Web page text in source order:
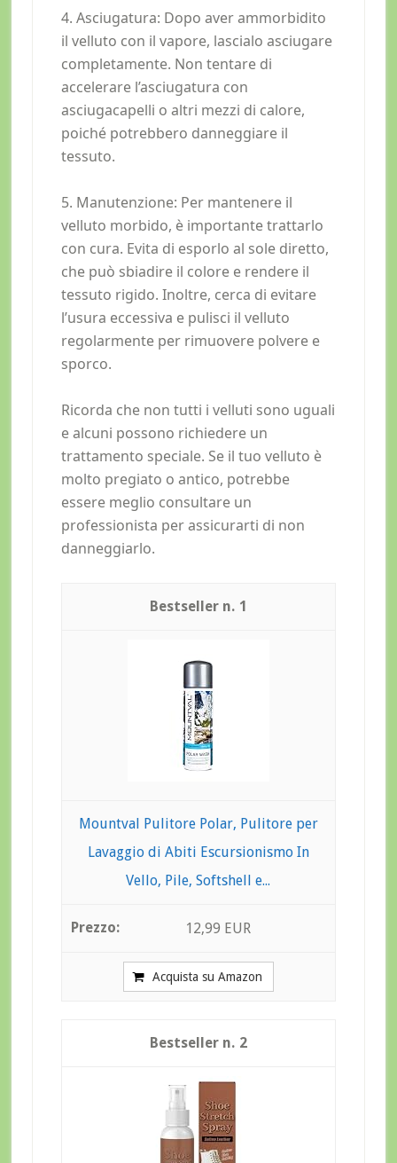
4. Asciugatura: Dopo aver ammorbidito
il velluto con il vapore, lascialo asciugare
completamente. Non tentare di
accelerare l’asciugatura con
asciugacapelli o altri mezzi di calore,
poiché potrebbero danneggiare il
tessuto.
5. Manutenzione: Per mantenere il
velluto morbido, è importante trattarlo
con cura. Evita di esporlo al sole diretto,
che può sbiadire il colore e rendere il
tessuto rigido. Inoltre, cerca di evitare
l’usura eccessiva e pulisci il velluto
regolarmente per rimuovere polvere e
sporco.
Ricorda che non tutti i velluti sono uguali
e alcuni possono richiedere un
trattamento speciale. Se il tuo velluto è
molto pregiato o antico, potrebbe
essere meglio consultare un
professionista per assicurarti di non
danneggiarlo.
1
Mountval Pulitore Polar, Pulitore per
Lavaggio di Abiti Escursionismo In
Vello, Pile, Softshell e...
12,99 EUR
Acquista su Amazon
2